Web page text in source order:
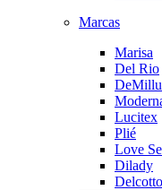
Marcas
Marisa
Del Rio
Lucitex
Plié
Love
Dilady